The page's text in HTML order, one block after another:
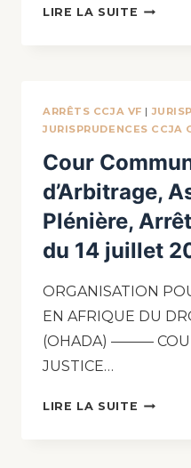
LIRE LA SUITE
ARRÊTS CCJA VF |
JURISPRUDENCES CCJA
Cour
d’Arbitrage,
Plénière,
du 14 juillet
ORGANISATION
EN AFRIQUE DU
(OHADA) ———
JUSTICE…
LIRE LA SUITE